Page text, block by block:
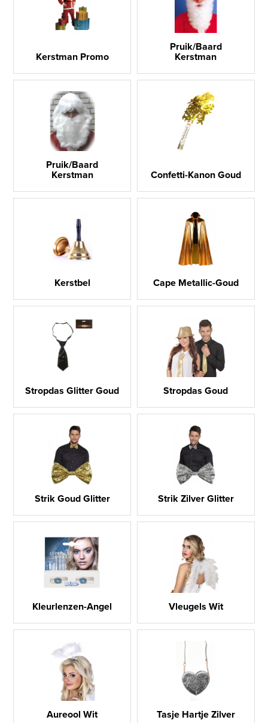
Kerstman Promo
Pruik/Baard
Kerstman
Pruik/Baard
Kerstman
Confetti-Kanon Goud
Kerstbel Cape Metallic-Goud
Stropdas Glitter Goud Stropdas Goud
Strik Goud Glitter Strik Zilver Glitter
Kleurlenzen-Angel Vleugels Wit
Aureool Wit Tasje Hartje Zilver